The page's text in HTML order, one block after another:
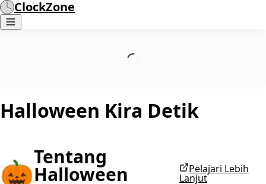
ClockZone
Halloween Kira Detik
🎃Tentang
Halloween Pelajari Lebih
Lanjut